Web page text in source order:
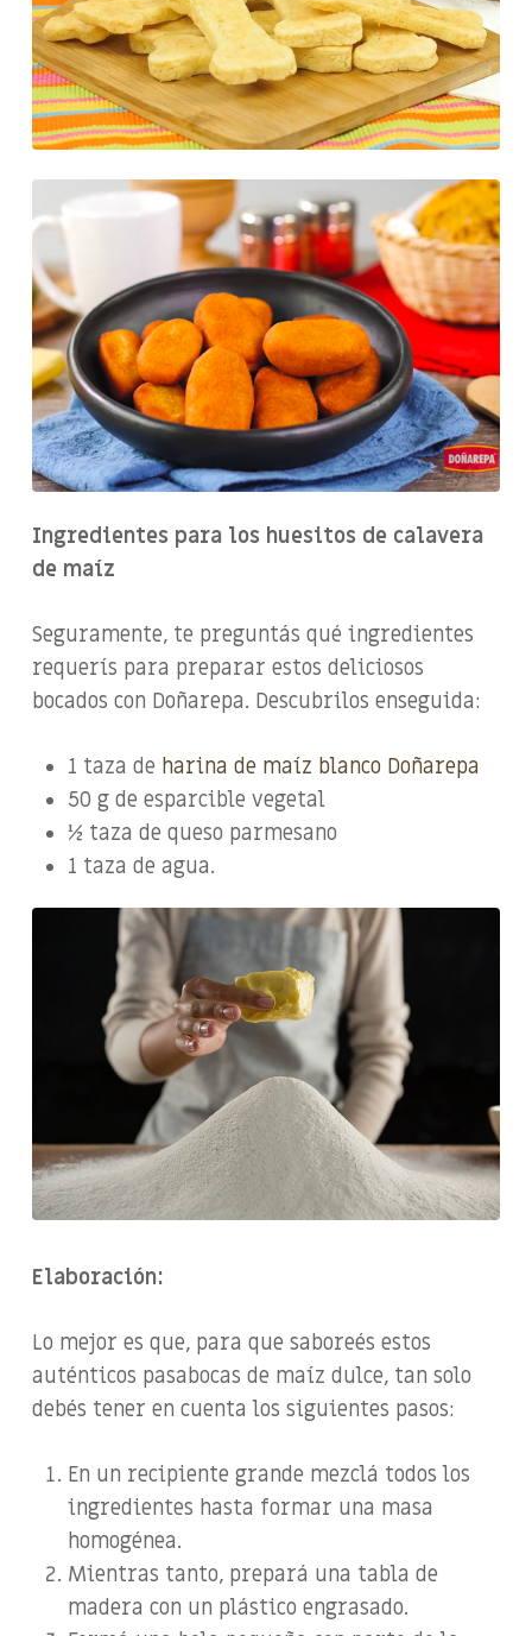
Ingredientes para los huesitos de calavera
de maíz
Seguramente, te preguntás qué ingredientes
requerís para preparar estos deliciosos
bocados con Doñarepa. Descubrilos enseguida:
1 taza de harina de maíz blanco Doñarepa
50 g de esparcible vegetal
½ taza de queso parmesano
1 taza de agua.
Elaboración:
Lo mejor es que, para que saboreés estos
auténticos pasabocas de maíz dulce, tan solo
debés tener en cuenta los siguientes pasos:
En un recipiente grande mezclá todos los
ingredientes hasta formar una masa
homogénea.
Mientras tanto, prepará una tabla de
madera con un plástico engrasado.